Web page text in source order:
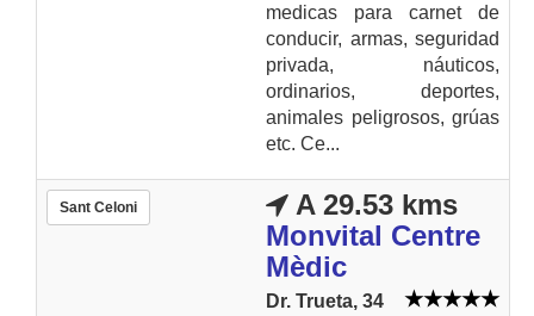
medicas para carnet de
conducir, armas, seguridad
privada, náuticos,
ordinarios, deportes,
animales peligrosos, grúas
etc. Ce...
Sant Celoni
A 29.53 kms
Monvital Centre
Mèdic
Dr. Trueta, 34